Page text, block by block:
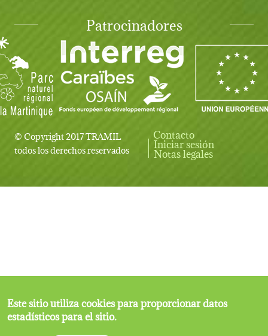
Patrocinadores
© Copyright 2017 TRAMIL
todos los derechos reservados
User account menu
Contacto
Iniciar sesión
Notas legales
Este sitio utiliza cookies para proporcionar datos
estadísticos para el sitio.